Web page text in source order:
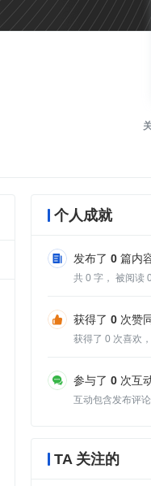
个人成就
发布了 0 篇内
共 0 字， 被阅读
获得了 0 次赞
获得了 0 次喜欢
参与了 0 次互
互动包含发布评
TA 关注的